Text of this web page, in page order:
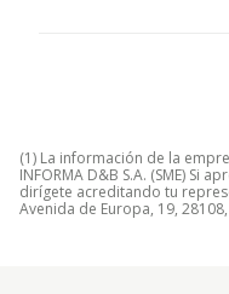
(1) La información de la
INFORMA D&B S.A. (SME) Si
dirígete acreditando tu
Avenida de Europa, 19,